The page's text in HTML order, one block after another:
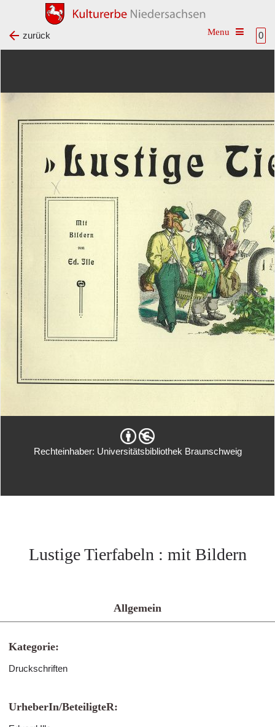
0
Toggle
zurück
Rechteinhaber: Universitätsbibliothek Braunschweig
Lustige Tierfabeln : mit Bildern
Allgemein
Kategorie:
Druckschriften
UrheberIn/BeteiligteR: